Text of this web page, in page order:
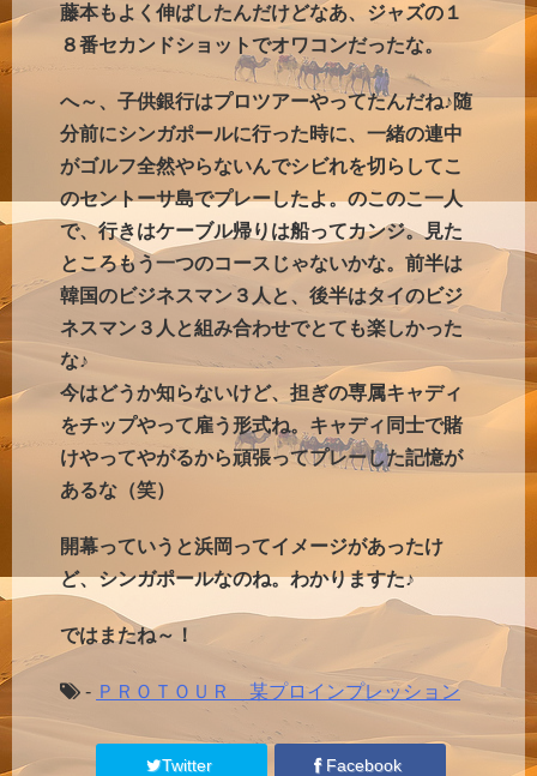
藤本もよく伸ばしたんだけどなあ、ジャズの１
８番セカンドショットでオワコンだったな。
へ～、子供銀行はプロツアーやってたんだね♪随
分前にシンガポールに行った時に、一緒の連中
がゴルフ全然やらないんでシビれを切らしてこ
のセントーサ島でプレーしたよ。のこのこ一人
で、行きはケーブル帰りは船ってカンジ。見た
ところもう一つのコースじゃないかな。前半は
韓国のビジネスマン３人と、後半はタイのビジ
ネスマン３人と組み合わせでとても楽しかった
な♪
今はどうか知らないけど、担ぎの専属キャディ
をチップやって雇う形式ね。キャディ同士で賭
けやってやがるから頑張ってプレーした記憶が
あるな（笑）
開幕っていうと浜岡ってイメージがあったけ
ど、シンガポールなのね。わかりますた♪
ではまたね～！
- ＰＲＯＴＯＵＲ 某プロインプレッション
Twitter Facebook